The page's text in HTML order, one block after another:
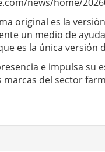
original es la
un medio de
es la única versión
e impulsa su
del sector